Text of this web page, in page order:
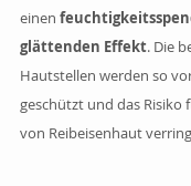
einen
glättenden Effekt. Die
Hautstellen werden so
geschützt und das Risiko
von Reibeisenhaut